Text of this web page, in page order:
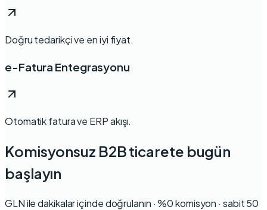
Doğru tedarikçi ve en iyi fiyat.
e-Fatura Entegrasyonu
Otomatik fatura ve ERP akışı.
Komisyonsuz B2B ticarete bugün
başlayın
GLN ile dakikalar içinde doğrulanın · %0 komisyon · sabit 50